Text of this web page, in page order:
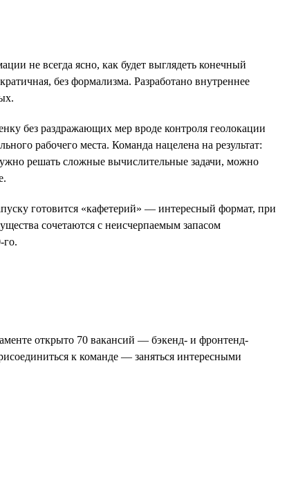
не всегда ясно, как будет выглядеть конечный
без формализма. Разработано внутреннее
без раздражающих мер вроде контроля геолокации
рабочего места. Команда нацелена на результат:
решать сложные вычислительные задачи, можно
готовится «кафетерий» — интересный формат, при
сочетаются с неисчерпаемым запасом
го.
открыто 70 вакансий — бэкенд- и фронтенд-
к команде — заняться интересными